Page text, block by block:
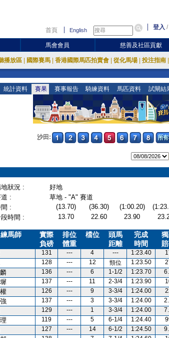
首頁 English 登入 /
馬會會員 慈善及社區貢獻
播放區 國際賽馬 香港國際馬匹拍賣會 從化馬場 投注指南
統計資料 賽果 賽事報告 騎練資料 馬匹資料 試閘結
沙田:
狀況 :
好地
:
草地 - "A" 賽道
: (13.70) (36.30) (1:00.20)
時間 :
13.70 22.60 23.90
練馬師
實際
負磅
排位
體重
檔位
頭馬
距離
完成
時間
131 --- 4 --- 1:23.40
128 --- 12 頸位 1:23.50
136 --- 6 1-1/2 1:23.70
137 --- 11 2-3/4 1:23.90
126 --- 9 3-3/4 1:24.00
137 --- 3 3-3/4 1:24.00
129 --- 1 3-3/4 1:24.00
119 --- 5 6-1/4 1:24.40
127 --- 14 6-1/2 1:24.50